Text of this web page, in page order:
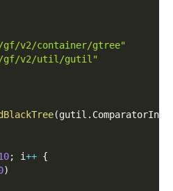
gf/v2/container/gtree"
gf/v2/util/gutil"
(gutil . ComparatorInt
; i++ {
)